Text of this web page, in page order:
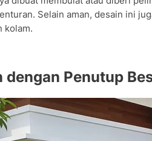
Selain aman, desain ini
kolam.
dengan Penutup